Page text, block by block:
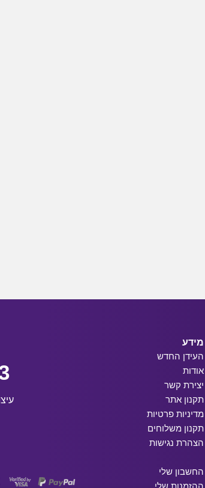
מידע
העידן החדש
אודות
יצירת קשר
תקנון אתר
מדיניות פרטיות
תקנון משלוחים
הצהרת נגישות
החשבון שלי